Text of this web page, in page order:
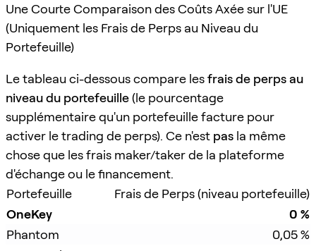
Une Courte Comparaison des Coûts Axée sur l'UE
(Uniquement les Frais de Perps au Niveau du
Portefeuille)
Le tableau ci-dessous compare lesfrais de perps au
niveau du portefeuille(le pourcentage
supplémentaire qu'un portefeuille facture pour
activer le trading de perps). Ce n'est pas la même
chose que les frais maker/taker de la plateforme
d'échange ou le financement.
Portefeuille
Frais de Perps (niveau portefeuille)
OneKey
0 %
Phantom
0,05 %